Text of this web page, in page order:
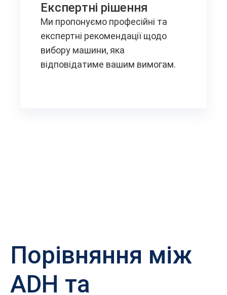
Експертні рішення
Ми пропонуємо професійні та
експертні рекомендації щодо
вибору машини, яка
відповідатиме вашим вимогам.
Порівняння між
ADH та